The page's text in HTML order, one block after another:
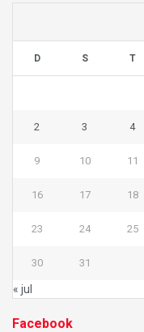
D S T
2 3 4
9 10 11
16 17 18
23 24 25
30 31
« jul
Facebook